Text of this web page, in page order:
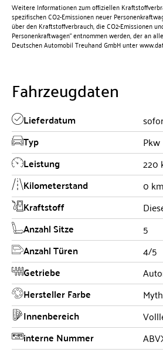
Weitere Informationen zum offiziellen
spezifischen CO2-Emissionen neuer
über den Kraftstoffverbrauch, die CO2-Emissionen
Personenkraftwagen“ entnommen werden, der an
Deutschen Automobil Treuhand GmbH unter
Fahrzeugdaten
Lieferdatum
Typ Pkw
Leistung 220
Kilometerstand 0 km
Kraftstoff
Anzahl Sitze 5
Anzahl Türen 4/5
Getriebe
Hersteller Farbe
Innenbereich
interne Nummer